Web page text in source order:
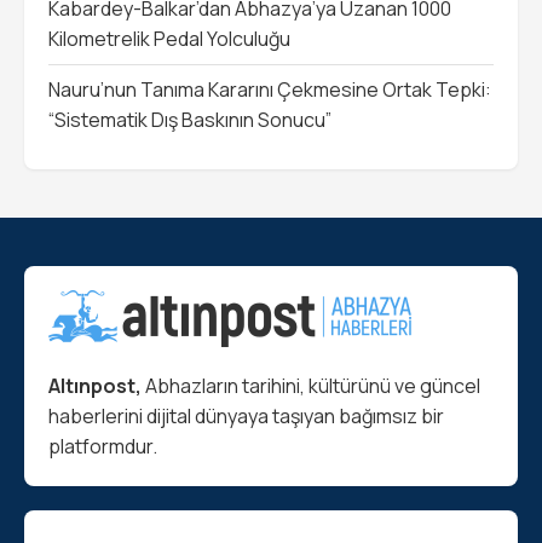
Kabardey-Balkar’dan Abhazya’ya Uzanan 1000
Kilometrelik Pedal Yolculuğu
Nauru’nun Tanıma Kararını Çekmesine Ortak Tepki:
“Sistematik Dış Baskının Sonucu”
Altınpost, Abhazların tarihini, kültürünü ve güncel
haberlerini dijital dünyaya taşıyan bağımsız bir
platformdur.